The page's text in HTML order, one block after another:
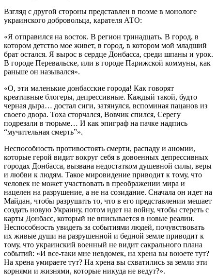
Взгляд с другой стороны представлен в поэме в монологе
украинского добровольца, карателя АТО:
«Я отправился на восток. В регион тринадцать. В город, в
котором детство мое живет, в город, в котором мой младший
брат остался. Я вырос в сердце Донбасса, среди шпаны и урок.
В городе Перевальске, или в городе Парижской коммуны, как
раньше он назывался».
«О, эти маленькие донбасские города! Как говорят
креативные блогеры, депрессивные. Каждый такой, будто
черная дыра… достал сиги, затянулся, вспоминая пацанов из
своего двора. Тоха сторчался, Вовчик спился, Серегу
подрезали в тюрьме… И как эпиграф на пачке надпись
“мучительная смерть”».
Неспособность противостоять смерти, распаду и аномии,
которые герой видит вокруг себя в довоенных депрессивных
городах Донбасса, вызвана недостатком душевной силы, веры
и любви к людям. Такое мировидение приводит к тому, что
человек не может участвовать в преображении мира и
нацелен на разрушение, а не на созидание. Сначала он идет на
Майдан, чтобы разрушить то, что в его представлении мешает
создать новую Украину, потом идет на войну, чтобы стереть с
карты Донбасс, который не вписывается в новые реалии.
Неспособность увидеть за событиями людей, почувствовать
их живые души на разрушенной и бедной земле приводит к
тому, что украинский военный не видит сакрального плана
событий: «И все-таки мне невдомек, на хрена вы воюете тут?
На хрена умираете тут? На хрена вы схватились за земли эти
корнями и жизнями, которые никуда не ведут?».